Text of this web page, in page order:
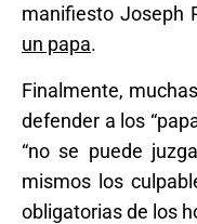
manifiesto Joseph
un papa.
Finalmente,
defender a los
“no se puede
mismos los
obligatorias de los